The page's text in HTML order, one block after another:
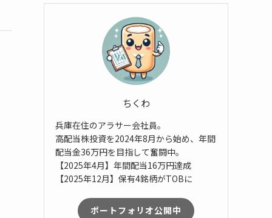
ちくわ
兵庫在住のアラサー会社員。
高配当株投資を2024年8月から始め、年間
配当金36万円を目指して奮闘中。
【2025年4月】年間配当16万円達成
【2025年12月】保有4銘柄がTOBに
ポートフォリオ公開中